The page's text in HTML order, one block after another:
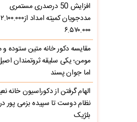
افزایش 50 درصدری مستمری
۶.۵۷۰.۰۰۰
مقایسه دکور خانه متین ستوده و
مومن؛ یکی سلیقه ثروتمندان
اما جوان پسند
الهام گرفتن از دکوراسیون خانه
نظام دوست تا سپیده بزمی پور
بلژیک